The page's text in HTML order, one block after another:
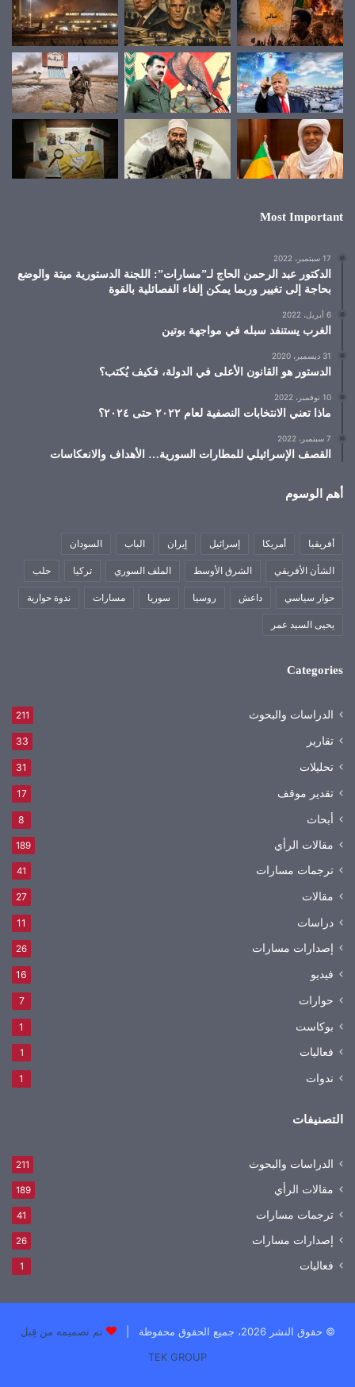
Most Important
17 سبتمبر، 2022
الدكتور عبد الرحمن الحاج لـ”مسارات”: اللجنة الدستورية ميتة والوضع
بحاجة إلى تغيير وربما يمكن إلغاء الفصائلية بالقوة
6 أبريل، 2022
الغرب يستنفد سبله في مواجهة بوتين
31 ديسمبر، 2020
الدستور هو القانون الأعلى في الدولة، فكيف يُكتب؟
10 نوفمبر، 2022
ماذا تعني الانتخابات النصفية لعام ٢٠٢٢ حتى ٢٠٢٤؟
7 سبتمبر، 2022
القصف الإسرائيلي للمطارات السورية… الأهداف والانعكاسات
أهم الوسوم
أفريقيا أمريكا إسرائيل إيران الباب السودان
الشأن الأفريقي الشرق الأوسط الملف السوري تركيا حلب
حوار سياسي داعش روسيا سوريا مسارات ندوة حوارية
يحيى السيد عمر
Categories
الدراسات والبحوث 211
تقارير 33
تحليلات 31
تقدير موقف 17
أبحاث 8
مقالات الرأي 189
ترجمات مسارات 41
مقالات 27
دراسات 11
إصدارات مسارات 26
فيديو 16
حوارات 7
بوكاست 1
فعاليات 1
ندوات 1
التصنيفات
الدراسات والبحوث 211
مقالات الرأي 189
ترجمات مسارات 41
إصدارات مسارات 26
فعاليات 1
© حقوق النشر 2026، جميع الحقوق محفوظة |
تم تصميمه من قِبل
TEK GROUP